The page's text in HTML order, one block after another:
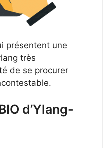
présentent une
très
de se procurer
d’Ylang-